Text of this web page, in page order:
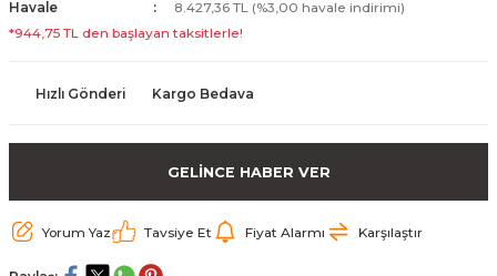
Havale
8.427,36 TL (%3,00 havale indirimi)
*944,75 TL den başlayan taksitlerle!
Hızlı Gönderi Kargo Bedava
GELİNCE HABER VER
Yorum Yaz Tavsiye Et Fiyat Alarmı Karşılaştır